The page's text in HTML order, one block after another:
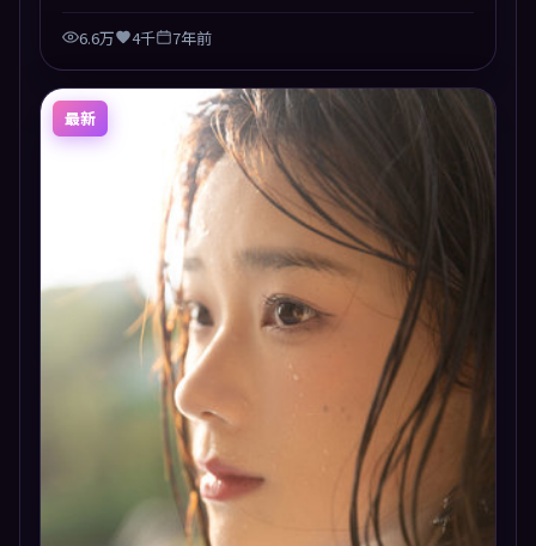
6.6万 4千 7年前
最新